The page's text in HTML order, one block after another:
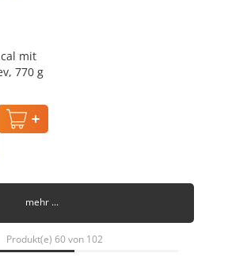
mit
770 g
mehr ...
Produkt(e) 60 von 102